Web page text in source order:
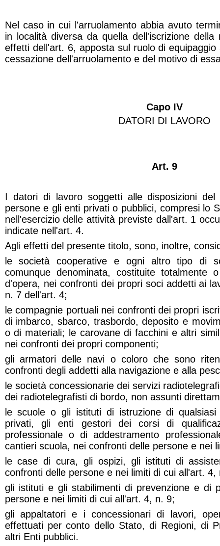
Nel caso in cui l'arruolamento abbia avuto
in località diversa da quella dell'iscrizione
effetti dell'art. 6, apposta sul ruolo di equipaggio
cessazione dell'arruolamento e del motivo di
Capo IV
DATORI DI LAVORO
Art. 9
I datori di lavoro soggetti alle disposizioni
persone e gli enti privati o pubblici, compresi lo
nell'esercizio delle attività previste dall'art. 1
indicate nell'art. 4.
Agli effetti del presente titolo, sono, inoltre,
le società cooperative e ogni altro tipo di
comunque denominata, costituite totalmente
d'opera, nei confronti dei propri soci addetti ai
n. 7 dell'art. 4;
le compagnie portuali nei confronti dei propri
di imbarco, sbarco, trasbordo, deposito e
o di materiali; le carovane di facchini e altri
nei confronti dei propri componenti;
gli armatori delle navi o coloro che sono
confronti degli addetti alla navigazione e alla
le società concessionarie dei servizi
dei radiotelegrafisti di bordo, non assunti
le scuole o gli istituti di istruzione di
privati, gli enti gestori dei corsi di
professionale o di addestramento
cantieri scuola, nei confronti delle persone e nei
le case di cura, gli ospizi, gli istituti di
confronti delle persone e nei limiti di cui all'art. 4,
gli istituti e gli stabilimenti di prevenzione e di
persone e nei limiti di cui all'art. 4, n. 9;
gli appaltatori e i concessionari di lavori,
effettuati per conto dello Stato, di Regioni, di
altri Enti pubblici.